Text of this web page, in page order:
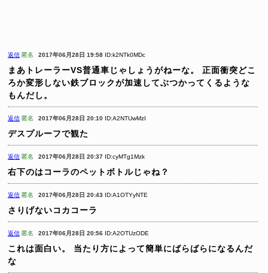
返信 匿名 2017年06月28日 19:58 ID:k2NTk0MDc
まあトレーラーVS普通車じゃしょうがねーな。
正面衝突どこ
ろか変形しない鉄ブロックが加速してぶつかってくるような
もんだし。
返信 匿名 2017年06月28日 20:10 ID:A2NTUwMzI
デスプルーフで観た
返信 匿名 2017年06月28日 20:37 ID:cyMTg1Mzk
右下のはコーラのペットボトルじゃね？
返信 匿名 2017年06月28日 20:43 ID:A1OTYyNTE
さりげないコカコーラ
返信 匿名 2017年06月28日 20:56 ID:A2OTUzODE
これは面白い。
当たり方によって簡単にばらばらになるんだ
な